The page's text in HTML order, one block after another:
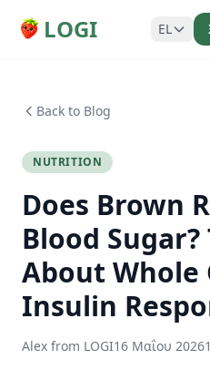
LOGI EL
Back to Blog
NUTRITION
Does Brown
Blood
About Whole
Insulin
Alex from LOGI16 Μαΐου 2026